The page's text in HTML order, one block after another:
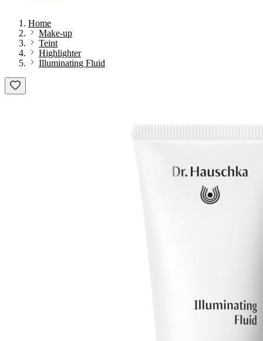
Home
Make-up
Teint
Highlighter
Illuminating Fluid